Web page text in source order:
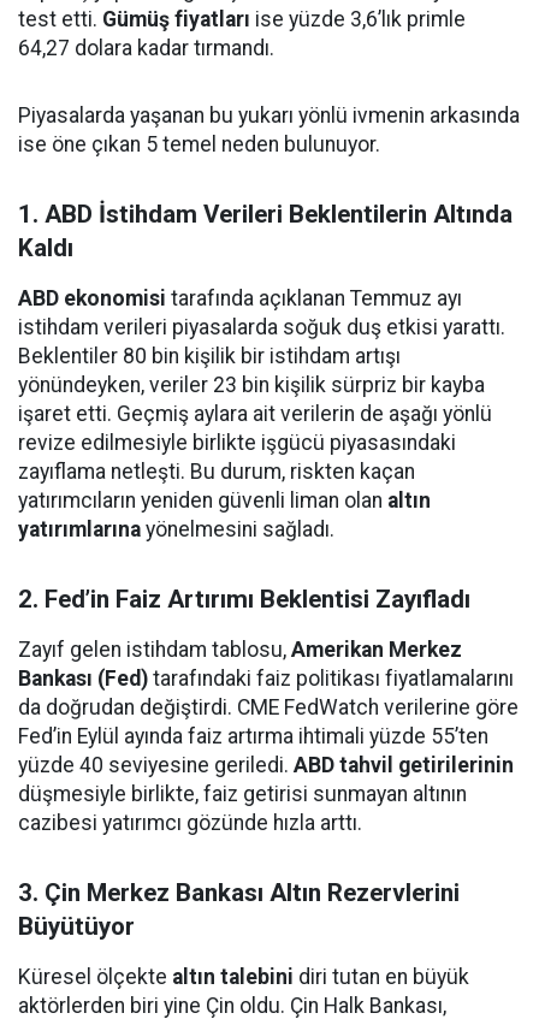
test etti. Gümüş fiyatları ise yüzde 3,6’lık primle
64,27 dolara kadar tırmandı.
Piyasalarda yaşanan bu yukarı yönlü ivmenin arkasında
ise öne çıkan 5 temel neden bulunuyor.
1. ABD İstihdam Verileri Beklentilerin Altında
Kaldı
ABD ekonomisi tarafında açıklanan Temmuz ayı
istihdam verileri piyasalarda soğuk duş etkisi yarattı.
Beklentiler 80 bin kişilik bir istihdam artışı
yönündeyken, veriler 23 bin kişilik sürpriz bir kayba
işaret etti. Geçmiş aylara ait verilerin de aşağı yönlü
revize edilmesiyle birlikte işgücü piyasasındaki
zayıflama netleşti. Bu durum, riskten kaçan
yatırımcıların yeniden güvenli liman olan altın
yatırımlarına yönelmesini sağladı.
2. Fed’in Faiz Artırımı Beklentisi Zayıfladı
Zayıf gelen istihdam tablosu, Amerikan Merkez
Bankası (Fed) tarafındaki faiz politikası fiyatlamalarını
da doğrudan değiştirdi. CME FedWatch verilerine göre
Fed’in Eylül ayında faiz artırma ihtimali yüzde 55’ten
yüzde 40 seviyesine geriledi. ABD tahvil getirilerinin
düşmesiyle birlikte, faiz getirisi sunmayan altının
cazibesi yatırımcı gözünde hızla arttı.
3. Çin Merkez Bankası Altın Rezervlerini
Büyütüyor
Küresel ölçekte altın talebini diri tutan en büyük
aktörlerden biri yine Çin oldu. Çin Halk Bankası,